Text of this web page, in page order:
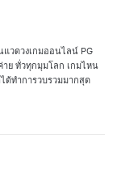
วดวงเกมออนไลน์ PG
าย ทั่วทุกมุมโลก เกมไหน
ด้ทำการวบรวมมากสุด